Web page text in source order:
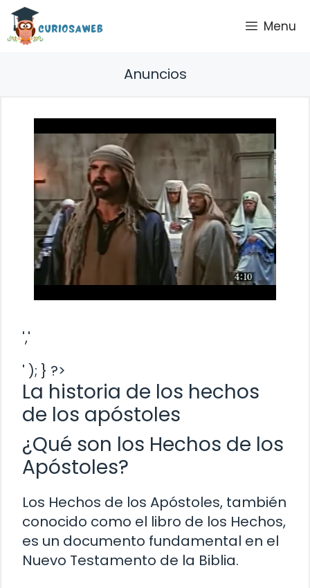
Saltar
contenido
Menu
Anuncios
','
' ); } ?>
La historia de los hechos
de los apóstoles
¿Qué son los Hechos de los
Apóstoles?
Los Hechos de los Apóstoles, también
conocido como el libro de los Hechos,
es un documento fundamental en el
Nuevo Testamento de la Biblia.